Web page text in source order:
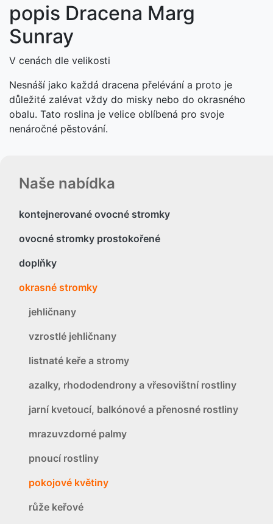
Naše nabídka
kontejnerované ovocné stromky
ovocné stromky prostokořené
doplňky
okrasné stromky
jehličnany
vzrostlé jehličnany
listnaté keře a stromy
azalky, rhododendrony a vřesovištní rostliny
jarní kvetoucí, balkónové a přenosné rostliny
mrazuvzdorné palmy
pnoucí rostliny
pokojové květiny
růže keřové
popis Dracena Marg
Sunray
V cenách dle velikosti
Nesnáší jako každá dracena přelévání a proto je
důležité zalévat vždy do misky nebo do okrasného
obalu. Tato roslina je velice oblíbená pro svoje
nenáročné pěstování.